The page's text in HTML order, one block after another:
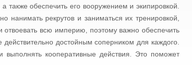
обеспечить его вооружением и экипировкой.
нанимать рекрутов и заниматься их тренировкой,
всю империю, поэтому важно обеспечить
достойным соперником для каждого.
выполнять кооперативные действия. Это поможет